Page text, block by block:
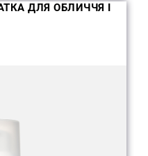
ДЛЯ ОБЛИЧЧЯ І